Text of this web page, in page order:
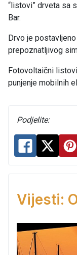
“listovi” drveta sa
Bar.
Drvo je
prepoznatljivog
Fotovoltaični
punjenje mobilnih
Podjelite:
Vijesti: